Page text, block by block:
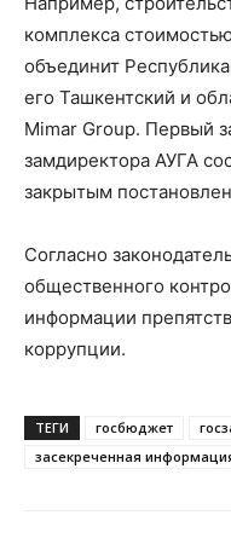
комплекса
объединит
его Ташкентский и
Mimar Group. Первый
замдиректора АУГА
закрытым
Согласно
общественного
информации
коррупции.
ТЕГИ госбюджет
засекреченная